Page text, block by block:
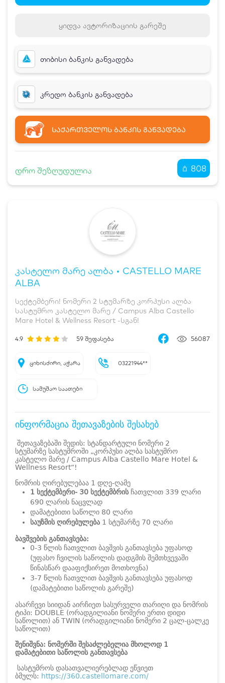
ყიდვა ავტორიზაციის გარეშე
თიბისი ბანკის განვადება
კრედო ბანკის განვადება
ᲡᲐᲥᲐᲠᲗᲕᲔᲚᲝᲡ ᲑᲐᲜᲙᲘᲡ ᲒᲐᲜᲕᲐᲓᲔᲑᲐ
დრო შეზღუდულია 808
კასტელო მარე ალბა • CASTELLO MARE
ALBA
სექტემბერი! ნომერი 2 სტუმარზე კორპუსი ალბა
სასტუმრო კასტელო მარე / Campus Alba Castello
Mare Hotel & Wellness Resort -სგან!
4.9 59 შეფასება 56087
ციხისძირი, აჭარა 03221944**
სამუშაო საათები
ინფორმაცია შეთავაზების შესახებ
შეთავაზებაში შედის: სტანდარტული ნომერი 2
სტუმარზე სასტუმროში „კორპუსი ალბა სასტუმრო
კასტელო მარე / Campus Alba Castello Mare Hotel &
Wellness Resort“!
ნომრის ღირებულებაა 1 დღე-ღამე
1 სექტემბერი- 30 სექტემბრის ჩათვლით 339 ლარი
690 ლარის ნაცვლად
დამატებითი საწოლი 80 ლარი
საუზმის ღირებულება 1 სტუმარზე 70 ლარი
ბავშვების განთავსება:
0-3 წლის ჩათვლით ბავშვის განთავსება უფასოდ
(უფასო ჩვილის საწოლის დადგმის შემთხვევაში
წინასწარ დააფიქსირეთ მოთხოვნა)
3-7 წლის ჩათვლით ბავშვის განთავსება უფასოდ
(დამატებითი საწოლის გარეშე)
ასარჩევი სიიდან აირჩიეთ სასურველი თარიღი და ნომრის
ტიპი: DOUBLE (ორადგილიანი ნომერი ერთი დიდი
საწოლით) ან TWIN (ორადგილიანი ნომერი 2 ცალ-ცალკე
საწოლით)
შენიშვნა: ნომერში შესაძლებელია მხოლოდ 1
დამატებითი საწოლის განთავსება
სასტუმროს დასათვალიერებლად ეწვიეთ
ბმულს: https://360.castellomare.com/